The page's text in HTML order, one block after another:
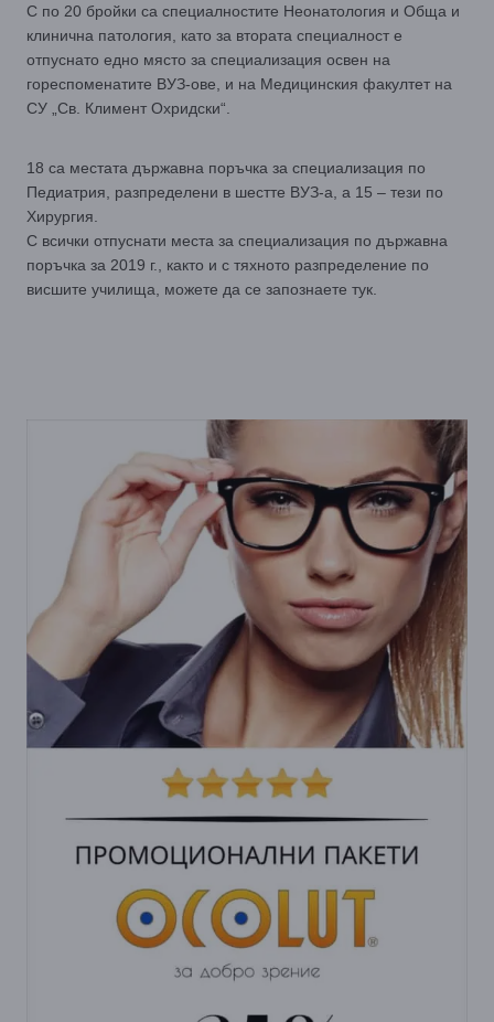
С по 20 бройки са специалностите Неонатология и Обща и
клинична патология, като за втората специалност е
отпуснато едно място за специализация освен на
гореспоменатите ВУЗ-ове, и на Медицинския факултет на
СУ „Св. Климент Охридски“.
18 са местата държавна поръчка за специализация по
Педиатрия, разпределени в шестте ВУЗ-а, а 15 – тези по
Хирургия.
С всички отпуснати места за специализация по държавна
поръчка за 2019 г., както и с тяхното разпределение по
висшите училища, можете да се запознаете тук.